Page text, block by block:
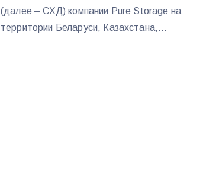
(далее – СХД) компании Pure Storage на
территории Беларуси, Казахстана,...